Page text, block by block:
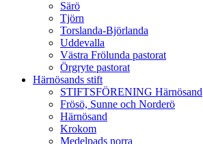
Särö
Tjörn
Torslanda-Björlanda
Uddevalla
Västra Frölunda pastorat
Örgryte pastorat
Härnösands stift
STIFTSFÖRENING Härnösand
Frösö, Sunne och Norderö
Härnösand
Krokom
Medelpads norra